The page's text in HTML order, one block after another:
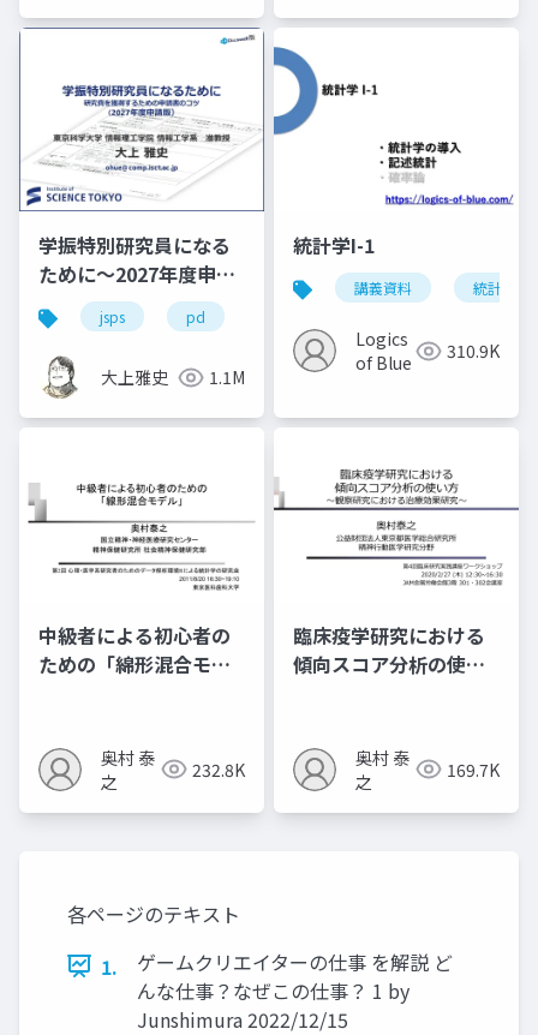
学振特別研究員になる
ために～2027年度申請
版
jsps pd
大上雅史 1.1M
統計学I-1
講義資料 統計学
Logics
of Blue
310.9K
中級者による初心者の
ための「綿形混合モデ
奥村 泰
之
232.8K
臨床疫学研究における
傾向スコア分析の使い
奥村 泰
之
169.7K
各ページのテキスト
1.
ゲームクリエイターの仕事 を解説 ど
んな仕事？なぜこの仕事？ 1 by
Junshimura 2022/12/15